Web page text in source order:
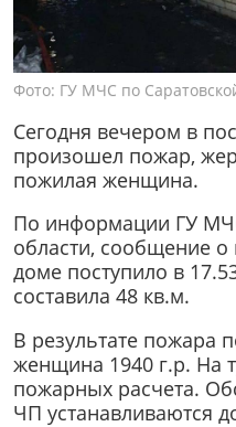
Фото: ГУ МЧС по
Сегодня вечером в
произошел пожар,
пожилая женщина.
По информации ГУ
области, сообщение о
доме поступило в
составила 48 кв.м.
В результате пожара
женщина 1940 г.р. На
пожарных расчета.
ЧП устанавливаются